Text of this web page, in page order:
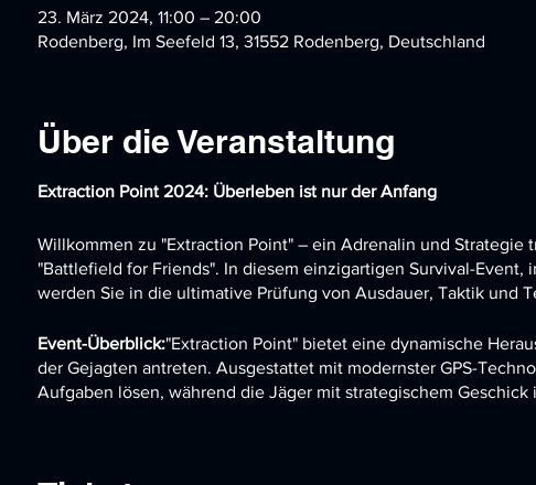
23. März 2024, 11:00 – 20:00
Rodenberg, Im Seefeld 13, 31552 Rodenberg, Deutschland
Über die Veranstaltung
Extraction Point 2024: Überleben ist nur der Anfang
Willkommen zu "Extraction Point" – ein Adrenalin und
"Battlefield for Friends". In diesem einzigartigen Survival-
werden Sie in die ultimative Prüfung von Ausdauer, Taktik und
Event-Überblick:"Extraction Point" bietet eine dynamische
der Gejagten antreten. Ausgestattet mit modernster GPS-
Aufgaben lösen, während die Jäger mit strategischem